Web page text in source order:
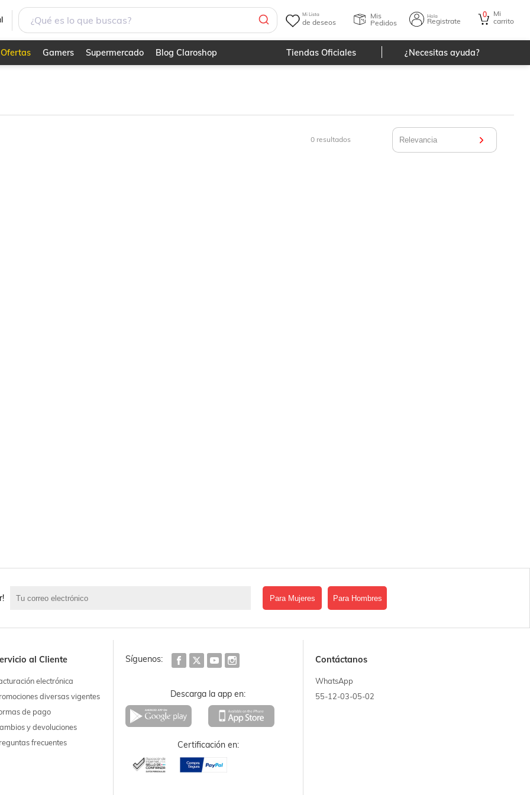
Mi Lista
de deseos
Mis
Pedidos
Hola
Registrate
0
Mi
carrito
Ofertas Gamers Supermercado Blog Claroshop Tiendas Oficiales ¿Necesitas ayuda?
0resultados
Para Mujeres Para Hombres
al Cliente
electrónica
diversas vigentes
de pago
y devoluciones
frecuentes
Síguenos:
Descarga la app en:
Certificación en:
Contáctanos
WhatsApp
55-12-03-05-02